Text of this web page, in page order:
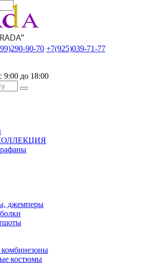
90-70 +7(925)039-71-77
9:00 до 18:00
джемперы
костюмы